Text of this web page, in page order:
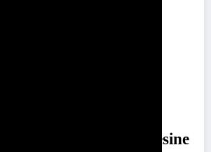
différents types de résine